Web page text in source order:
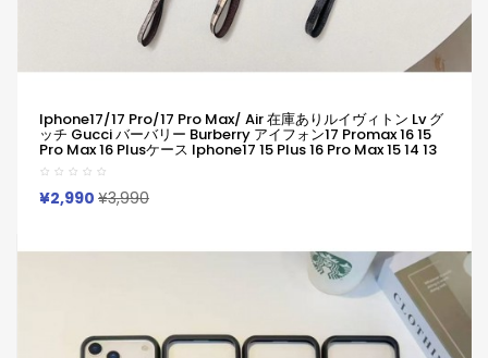
Iphone17/17 Pro/17 Pro Max/ Air 在庫ありルイヴィトン Lv グ
ッチ Gucci バーバリー Burberry アイフォン17 Promax 16 15
Pro Max 16 Plusケース Iphone17 15 Plus 16 Pro Max 15 14 13
12 11 Pro Max Xs Maxケース ブランド レディース男性女性 人気
Lv グッチ Gucci バーバリー Burberry アイフォン15 16 Proカバ
ー
¥2,990 ¥3,990